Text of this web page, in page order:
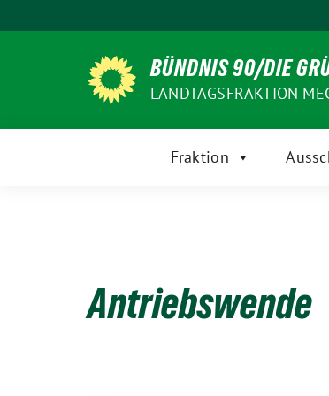
zum
BÜNDNIS 90/DIE
LANDTAGSFRAKTION
Fraktion
Antriebswende